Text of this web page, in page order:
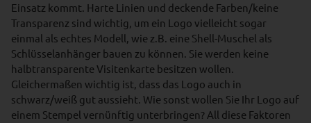
Einsatz kommt. Harte Linien und deckende Farben/keine
Transparenz sind wichtig, um ein Logo vielleicht sogar
einmal als echtes Modell, wie z.B. eine Shell-Muschel als
Schlüsselanhänger bauen zu können. Sie werden keine
halbtransparente Visitenkarte besitzen wollen.
Gleichermaßen wichtig ist, dass das Logo auch in
schwarz/weiß gut aussieht. Wie sonst wollen Sie Ihr Logo auf
einem Stempel vernünftig unterbringen? All diese Faktoren